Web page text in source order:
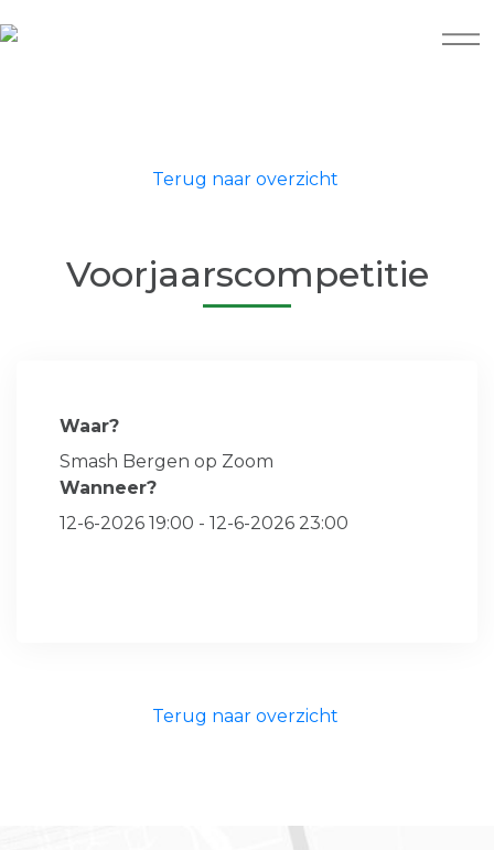
Terug naar overzicht
Voorjaarscompetitie
Waar?
Smash Bergen op Zoom
Wanneer?
12-6-2026 19:00 - 12-6-2026 23:00
Terug naar overzicht